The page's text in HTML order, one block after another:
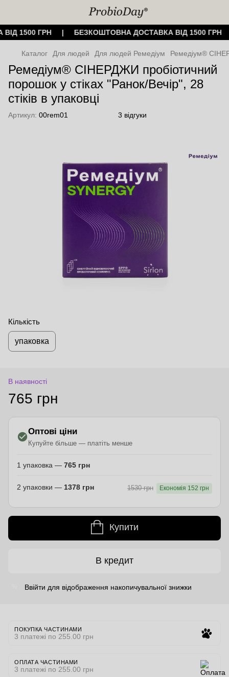
1500 ГРН | БЕЗКОШТОВНА ДОСТАВКА ВІД 1500
Каталог Для людей Для людей Ремедiум Ремедіум®
Ремедіум® СІНЕРДЖИ пробіотичний
порошок у стіках "Ранок/Вечір", 28
стіків в упаковці
Артикул: 00rem01 3 відгуки
Кількість
упаковка
В наявності
765 грн
Оптові ціни
Купуйте більше — платіть менше
1 упаковка — 765 грн
2 упаковки — 1378 грн 1530 грн Економія 152 грн
Купити
В кредит
Ввійти для відображення накопичувальної знижки
ПОКУПКА ЧАСТИНАМИ
3 платежі по 255.00 грн
ОПЛАТА ЧАСТИНАМИ
3 платежі по 255.00 грн